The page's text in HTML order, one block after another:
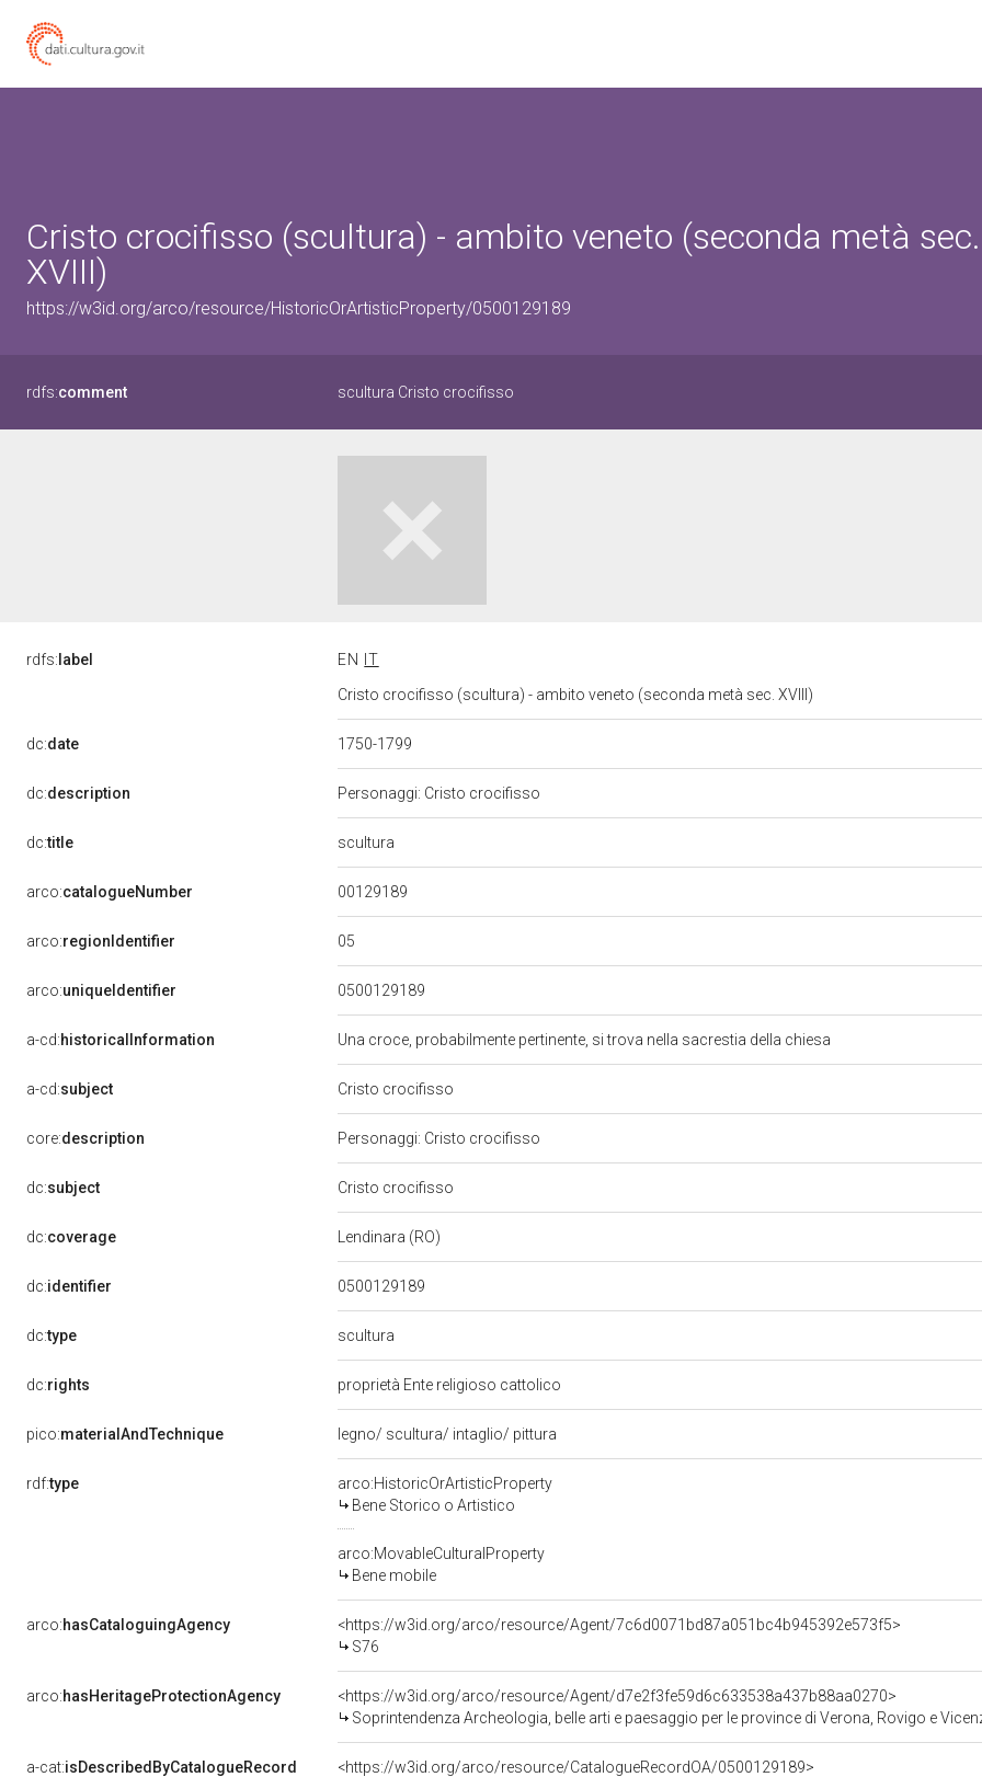
Cristo crocifisso (scultura) - ambito veneto (seconda metà sec.
XVIII)
https://w3id.org/arco/resource/HistoricOrArtisticProperty/0500129189
rdfs:comment scultura Cristo crocifisso
rdfs: label EN
IT
Cristo crocifisso (scultura) - ambito veneto (seconda metà sec. XVIII)
dc:date 1750-1799
dc:description Personaggi: Cristo crocifisso
dc:title scultura
arco:catalogueNumber 00129189
arco:regionIdentifier 05
arco:uniqueIdentifier 0500129189
a-cd:historicalInformation Una croce, probabilmente pertinente, si trova nella sacrestia della chiesa
a-cd:subject Cristo crocifisso
core:description Personaggi: Cristo crocifisso
dc:subject Cristo crocifisso
dc:coverage Lendinara (RO)
dc:identifier 0500129189
dc:type scultura
dc:rights proprietà Ente religioso cattolico
pico:materialAndTechnique legno/ scultura/ intaglio/ pittura
rdf:type
arco:HistoricOrArtisticProperty
Bene Storico o Artistico
arco:MovableCulturalProperty
Bene mobile
arco:hasCataloguingAgency
<https://w3id.org/arco/resource/Agent/7c6d0071bd87a051bc4b945392e573f5>
S76
arco:hasHeritageProtectionAgency
<https://w3id.org/arco/resource/Agent/d7e2f3fe59d6c633538a437b88aa0270>
Soprintendenza Archeologia, belle arti e paesaggio per le province di Verona, Rovigo e
a-cat:isDescribedByCatalogueRecord
<https://w3id.org/arco/resource/CatalogueRecordOA/0500129189>